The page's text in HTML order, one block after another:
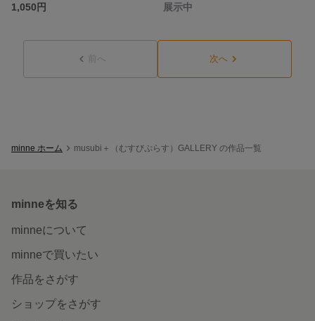
1,050円
展示中
前へ 次へ
minne ホーム musubi＋（むすびぷらす）GALLERY の作品一覧
minneを知る
minneについて
minneで買いたい
作品をさがす
ショップをさがす